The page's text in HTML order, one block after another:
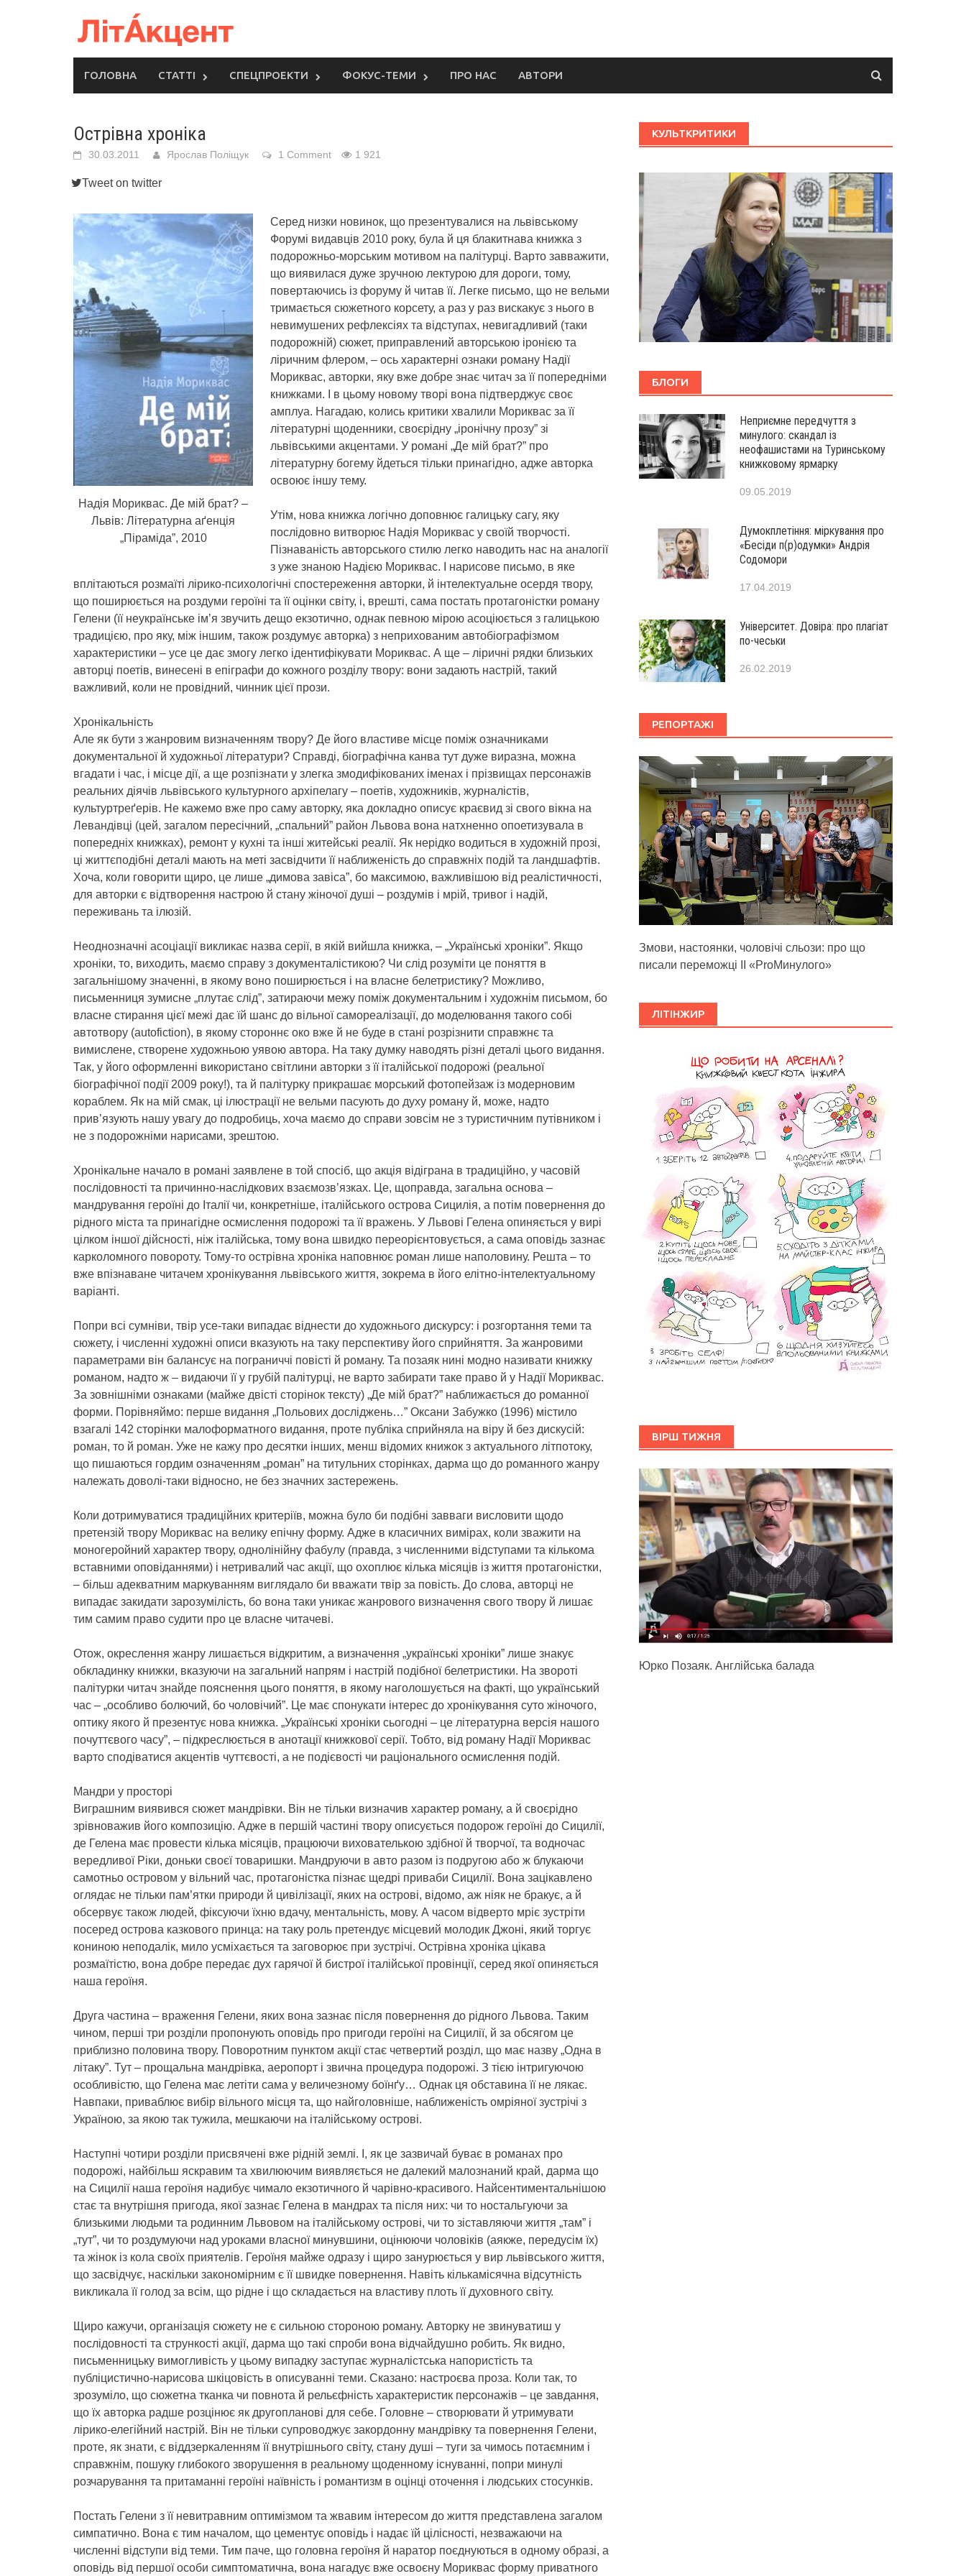
ГОЛОВНА СТАТТІ СПЕЦПРОЕКТИ ФОКУС-ТЕМИ ПРО НАС АВТОРИ
Острівна хроніка
30.03.2011 Ярослав Поліщук 1 Comment 1 921
Tweet on twitter
Надія Мориквас. Де мій брат? –
Львів: Літературна аґенція
„Піраміда”, 2010
Серед низки новинок, що презентувалися на львівському
Форумі видавців 2010 року, була й ця блакитнава книжка з
подорожньо-морським мотивом на палітурці. Варто завважити,
що виявилася дуже зручною лектурою для дороги, тому,
повертаючись із форуму й читав її. Легке письмо, що не вельми
тримається сюжетного корсету, а раз у раз вискакує з нього в
невимушених рефлексіях та відступах, невигадливий (таки
подорожній) сюжет, приправлений авторською іронією та
ліричним флером, – ось характерні ознаки роману Надії
Мориквас, авторки, яку вже добре знає читач за її попередніми
книжками. І в цьому новому творі вона підтверджує своє
амплуа. Нагадаю, колись критики хвалили Мориквас за її
літературні щоденники, своєрідну „іронічну прозу” зі
львівськими акцентами. У романі „Де мій брат?” про
літературну богему йдеться тільки принагідно, адже авторка
освоює іншу тему.
Утім, нова книжка логічно доповнює галицьку сагу, яку
послідовно витворює Надія Мориквас у своїй творчості.
Пізнаваність авторського стилю легко наводить нас на аналогії
з уже знаною Надією Мориквас. І нарисове письмо, в яке
вплітаються розмаїті лірико-психологічні спостереження авторки, й інтелектуальне осердя твору,
що поширюється на роздуми героїні та її оцінки світу, і, врешті, сама постать протагоністки роману
Гелени (її неукраїнське ім’я звучить дещо екзотично, однак певною мірою асоціюється з галицькою
традицією, про яку, між іншим, також роздумує авторка) з неприхованим автобіографізмом
характеристики – усе це дає змогу легко ідентифікувати Мориквас. А ще – ліричні рядки близьких
авторці поетів, винесені в епіграфи до кожного розділу твору: вони задають настрій, такий
важливий, коли не провідний, чинник цієї прози.
Хронікальність
Але як бути з жанровим визначенням твору? Де його властиве місце поміж означниками
документальної й художньої літератури? Справді, біографічна канва тут дуже виразна, можна
вгадати і час, і місце дії, а ще розпізнати у злегка змодифікованих іменах і прізвищах персонажів
реальних діячів львівського культурного архіпелагу – поетів, художників, журналістів,
культуртреґерів. Не кажемо вже про саму авторку, яка докладно описує краєвид зі свого вікна на
Левандівці (цей, загалом пересічний, „спальний” район Львова вона натхненно опоетизувала в
попередніх книжках), ремонт у кухні та інші житейські реалії. Як нерідко водиться в художній прозі,
ці життєподібні деталі мають на меті засвідчити її наближеність до справжніх подій та ландшафтів.
Хоча, коли говорити щиро, це лише „димова завіса”, бо максимою, важливішою від реалістичності,
для авторки є відтворення настрою й стану жіночої душі – роздумів і мрій, тривог і надій,
переживань та ілюзій.
Неоднозначні асоціації викликає назва серії, в якій вийшла книжка, – „Українські хроніки”. Якщо
хроніки, то, виходить, маємо справу з документалістикою? Чи слід розуміти це поняття в
загальнішому значенні, в якому воно поширюється і на власне белетристику? Можливо,
письменниця зумисне „плутає слід”, затираючи межу поміж документальним і художнім письмом, бо
власне стирання цієї межі дає їй шанс до вільної самореалізації, до моделювання такого собі
автотвору (autofiction), в якому стороннє око вже й не буде в стані розрізнити справжнє та
вимислене, створене художньою уявою автора. На таку думку наводять різні деталі цього видання.
Так, у його оформленні використано світлини авторки з її італійської подорожі (реальної
біографічної події 2009 року!), та й палітурку прикрашає морський фотопейзаж із модерновим
кораблем. Як на мій смак, ці ілюстрації не вельми пасують до духу роману й, може, надто
прив’язують нашу увагу до подробиць, хоча маємо до справи зовсім не з туристичним путівником і
не з подорожніми нарисами, зрештою.
Хронікальне начало в романі заявлене в той спосіб, що акція відіграна в традиційно, у часовій
послідовності та причинно-наслідкових взаємозв’язках. Це, щоправда, загальна основа –
мандрування героїні до Італії чи, конкретніше, італійського острова Сицилія, а потім повернення до
рідного міста та принагідне осмислення подорожі та її вражень. У Львові Гелена опиняється у вирі
цілком іншої дійсності, ніж італійська, тому вона швидко переорієнтовується, а сама оповідь зазнає
карколомного повороту. Тому-то острівна хроніка наповнює роман лише наполовину. Решта – то
вже впізнаване читачем хронікування львівського життя, зокрема в його елітно-інтелектуальному
варіанті.
Попри всі сумніви, твір усе-таки випадає віднести до художнього дискурсу: і розгортання теми та
сюжету, і численні художні описи вказують на таку перспективу його сприйняття. За жанровими
параметрами він балансує на пограниччі повісті й роману. Та позаяк нині модно називати книжку
романом, надто ж – видаючи її у грубій палітурці, не варто забирати таке право й у Надії Мориквас.
За зовнішніми ознаками (майже двісті сторінок тексту) „Де мій брат?” наближається до романної
форми. Порівняймо: перше видання „Польових досліджень…” Оксани Забужко (1996) містило
взагалі 142 сторінки малоформатного видання, проте публіка сприйняла на віру й без дискусій:
роман, то й роман. Уже не кажу про десятки інших, менш відомих книжок з актуального літпотоку,
що пишаються гордим означенням „роман” на титульних сторінках, дарма що до романного жанру
належать доволі-таки відносно, не без значних застережень.
Коли дотримуватися традиційних критеріїв, можна було би подібні завваги висловити щодо
претензій твору Мориквас на велику епічну форму. Адже в класичних вимірах, коли зважити на
моногеройний характер твору, однолінійну фабулу (правда, з численними відступами та кількома
вставними оповіданнями) і нетривалий час акції, що охоплює кілька місяців із життя протагоністки,
– більш адекватним маркуванням виглядало би вважати твір за повість. До слова, авторці не
випадає закидати зарозумілість, бо вона таки уникає жанрового визначення свого твору й лишає
тим самим право судити про це власне читачеві.
Отож, окреслення жанру лишається відкритим, а визначення „українські хроніки” лише знакує
обкладинку книжки, вказуючи на загальний напрям і настрій подібної белетристики. На звороті
палітурки читач знайде пояснення цього поняття, в якому наголошується на факті, що український
час – „особливо болючий, бо чоловічий”. Це має спонукати інтерес до хронікування суто жіночого,
оптику якого й презентує нова книжка. „Українські хроніки сьогодні – це літературна версія нашого
почуттєвого часу”, – підкреслюється в анотації книжкової серії. Тобто, від роману Надії Мориквас
варто сподіватися акцентів чуттєвості, а не подієвості чи раціонального осмислення подій.
Мандри у просторі
Виграшним виявився сюжет мандрівки. Він не тільки визначив характер роману, а й своєрідно
зрівноважив його композицію. Адже в першій частині твору описується подорож героїні до Сицилії,
де Гелена має провести кілька місяців, працюючи вихователькою здібної й творчої, та водночас
вередливої Ріки, доньки своєї товаришки. Мандруючи в авто разом із подругою або ж блукаючи
самотньо островом у вільний час, протагоністка пізнає щедрі приваби Сицилії. Вона зацікавлено
оглядає не тільки пам’ятки природи й цивілізації, яких на острові, відомо, аж ніяк не бракує, а й
обсервує також людей, фіксуючи їхню вдачу, ментальність, мову. А часом відверто мріє зустріти
посеред острова казкового принца: на таку роль претендує місцевий молодик Джоні, який торгує
кониною неподалік, мило усміхається та заговорює при зустрічі. Острівна хроніка цікава
розмаїтістю, вона добре передає дух гарячої й бистрої італійської провінції, серед якої опиняється
наша героїня.
Друга частина – враження Гелени, яких вона зазнає після повернення до рідного Львова. Таким
чином, перші три розділи пропонують оповідь про пригоди героїні на Сицилії, й за обсягом це
приблизно половина твору. Поворотним пунктом акції стає четвертий розділ, що має назву „Одна в
літаку”. Тут – прощальна мандрівка, аеропорт і звична процедура подорожі. З тією інтригуючою
особливістю, що Гелена має летіти сама у величезному боїнґу… Однак ця обставина її не лякає.
Навпаки, приваблює вибір вільного місця та, що найголовніше, наближеність омріяної зустрічі з
Україною, за якою так тужила, мешкаючи на італійському острові.
Наступні чотири розділи присвячені вже рідній землі. І, як це зазвичай буває в романах про
подорожі, найбільш яскравим та хвилюючим виявляється не далекий малознаний край, дарма що
на Сицилії наша героїня надибує чимало екзотичного й чарівно-красивого. Найсентиментальнішою
стає та внутрішня пригода, якої зазнає Гелена в мандрах та після них: чи то ностальгуючи за
близькими людьми та родинним Львовом на італійському острові, чи то зіставляючи життя „там” і
„тут”, чи то роздумуючи над уроками власної минувшини, оцінюючи чоловіків (аякже, передусім їх)
та жінок із кола своїх приятелів. Героїня майже одразу і щиро занурюється у вир львівського життя,
що засвідчує, наскільки закономірним є її швидке повернення. Навіть кількамісячна відсутність
викликала її голод за всім, що рідне і що складається на властиву плоть її духовного світу.
Щиро кажучи, організація сюжету не є сильною стороною роману. Авторку не звинуватиш у
послідовності та стрункості акції, дарма що такі спроби вона відчайдушно робить. Як видно,
письменницьку вимогливість у цьому випадку заступає журналістська напористість та
публіцистично-нарисова шкіцовість в описуванні теми. Сказано: настроєва проза. Коли так, то
зрозуміло, що сюжетна тканка чи повнота й рельєфність характеристик персонажів – це завдання,
що їх авторка радше розцінює як другопланові для себе. Головне – створювати й утримувати
лірико-елегійний настрій. Він не тільки супроводжує закордонну мандрівку та повернення Гелени,
проте, як знати, є віддзеркаленням її внутрішнього світу, стану душі – туги за чимось потаємним і
справжнім, пошуку глибокого зворушення в реальному щоденному існуванні, попри минулі
розчарування та притаманні героїні наївність і романтизм в оцінці оточення і людських стосунків.
Постать Гелени з її невитравним оптимізмом та жвавим інтересом до життя представлена загалом
симпатично. Вона є тим началом, що цементує оповідь і надає їй цілісності, незважаючи на
численні відступи від теми. Тим паче, що головна героїня й наратор поєднуються в одному образі, а
оповідь від першої особи симптоматична, вона нагадує вже освоєну Мориквас форму приватного
КУЛЬТКРИТИКИ
БЛОГИ
Неприємне передчуття з
минулого: скандал із
неофашистами на Туринському
книжковому ярмарку
09.05.2019
Думокплетіння: міркування про
«Бесіди п(р)одумки» Андрія
Содомори
17.04.2019
Університет. Довіра: про плагіат
по-чеськи
26.02.2019
РЕПОРТАЖІ
Змови, настоянки, чоловічі сльози: про що
писали переможці ІІ «ProМинулого»
ЛІТІНЖИР
ВІРШ ТИЖНЯ
Юрко Позаяк. Англійська балада